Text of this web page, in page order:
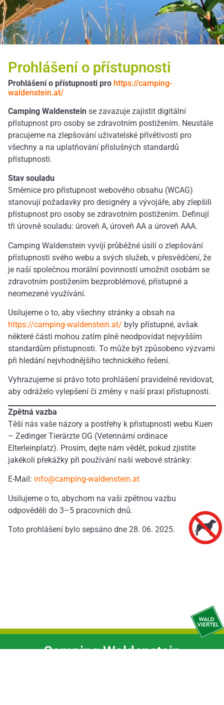
Prohlášení o přístupnosti
Prohlášení o přístupnosti pro https://camping-
waldenstein.at/
Camping Waldenstein se zavazuje zajistit digitální
přístupnost pro osoby se zdravotním postižením. Neustále
pracujeme na zlepšování uživatelské přívětivosti pro
všechny a na uplatňování příslušných standardů
přístupnosti.
Stav souladu
Směrnice pro přístupnost webového obsahu (WCAG)
stanovují požadavky pro designéry a vývojáře, aby zlepšili
přístupnost pro osoby se zdravotním postižením. Definují
tři úrovně souladu: úroveň A, úroveň AA a úroveň AAA.
Camping Waldenstein vyvíjí průběžné úsilí o zlepšování
přístupnosti svého webu a svých služeb, v přesvědčení, že
je naší společnou morální povinností umožnit osobám se
zdravotním postižením bezproblémové, přístupné a
neomezené využívání.
Usilujeme o to, aby všechny stránky a obsah na
https://camping-waldenstein.at/ byly přístupné, avšak
některé části mohou zatím plně neodpovídat nejvyšším
standardům přístupnosti. To může být způsobeno výzvami
při hledání nejvhodnějšího technického řešení.
Vyhrazujeme si právo toto prohlášení pravidelně revidovat,
aby odráželo vylepšení či změny v naší praxi přístupnosti.
Zpětná vazba
Těší nás vaše názory a postřehy k přístupnosti webu Kuen
– Zedinger Tierärzte OG (Veterinární ordinace
Elterleinplatz). Prosím, dejte nám vědět, pokud zjistíte
jakékoli překážky při používání naší webové stránky:
E-Mail: info@camping-waldenstein.at
Usilujeme o to, abychom na vaši zpětnou vazbu
odpověděli do 3–5 pracovních dnů.
Toto prohlášení bylo sepsáno dne 28. 06. 2025.
Camping Waldenstein